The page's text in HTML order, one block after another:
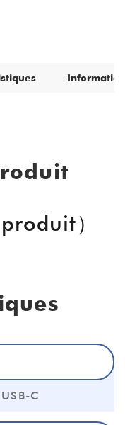
）
C